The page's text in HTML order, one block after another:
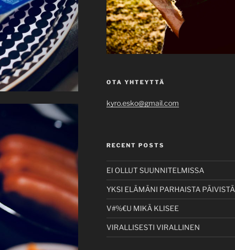
OTA YHTEYTTÄ
kyro.esko@gmail.com
RECENT POSTS
EI OLLUT SUUNNITELMISSA
YKSI ELÄMÄNI PARHAISTA PÄIVISTÄ
V#%€U MIKÄ KLISEE
VIRALLISESTI VIRALLINEN